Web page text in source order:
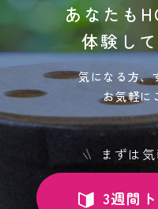
あなたも
体験し
気になる方、
お気軽に
まずは
3週間